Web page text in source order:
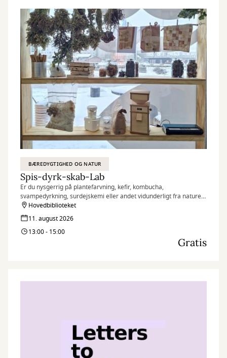
BÆREDYGTIGHED OG NATUR
Spis-dyrk-skab-Lab
Er du nysgerrig på plantefarvning, kefir, kombucha,
svampedyrkning, surdejskemi eller andet vidunderligt fra naturen
– så kig forbi vores åbne lab og hør mere.
Hovedbiblioteket
11. august 2026
13:00 - 15:00
Gratis